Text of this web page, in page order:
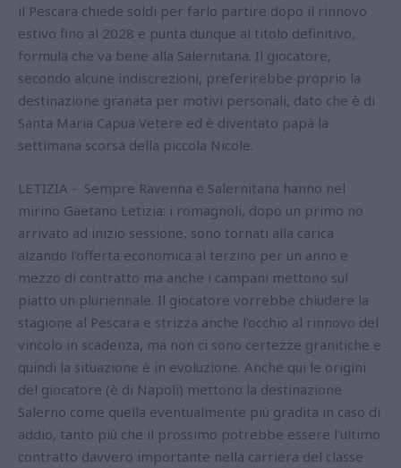
il Pescara chiede soldi per farlo partire dopo il rinnovo
estivo fino al 2028 e punta dunque al titolo definitivo,
formula che va bene alla Salernitana. Il giocatore,
secondo alcune indiscrezioni, preferirebbe proprio la
destinazione granata per motivi personali, dato che è di
Santa Maria Capua Vetere ed è diventato papà la
settimana scorsa della piccola Nicole.
LETIZIA - Sempre Ravenna e Salernitana hanno nel
mirino Gaetano Letizia: i romagnoli, dopo un primo no
arrivato ad inizio sessione, sono tornati alla carica
alzando l'offerta economica al terzino per un anno e
mezzo di contratto ma anche i campani mettono sul
piatto un pluriennale. Il giocatore vorrebbe chiudere la
stagione al Pescara e strizza anche l'occhio al rinnovo del
vincolo in scadenza, ma non ci sono certezze granitiche e
quindi la situazione è in evoluzione. Anche qui le origini
del giocatore (è di Napoli) mettono la destinazione
Salerno come quella eventualmente più gradita in caso di
addio, tanto più che il prossimo potrebbe essere l'ultimo
contratto davvero importante nella carriera del classe